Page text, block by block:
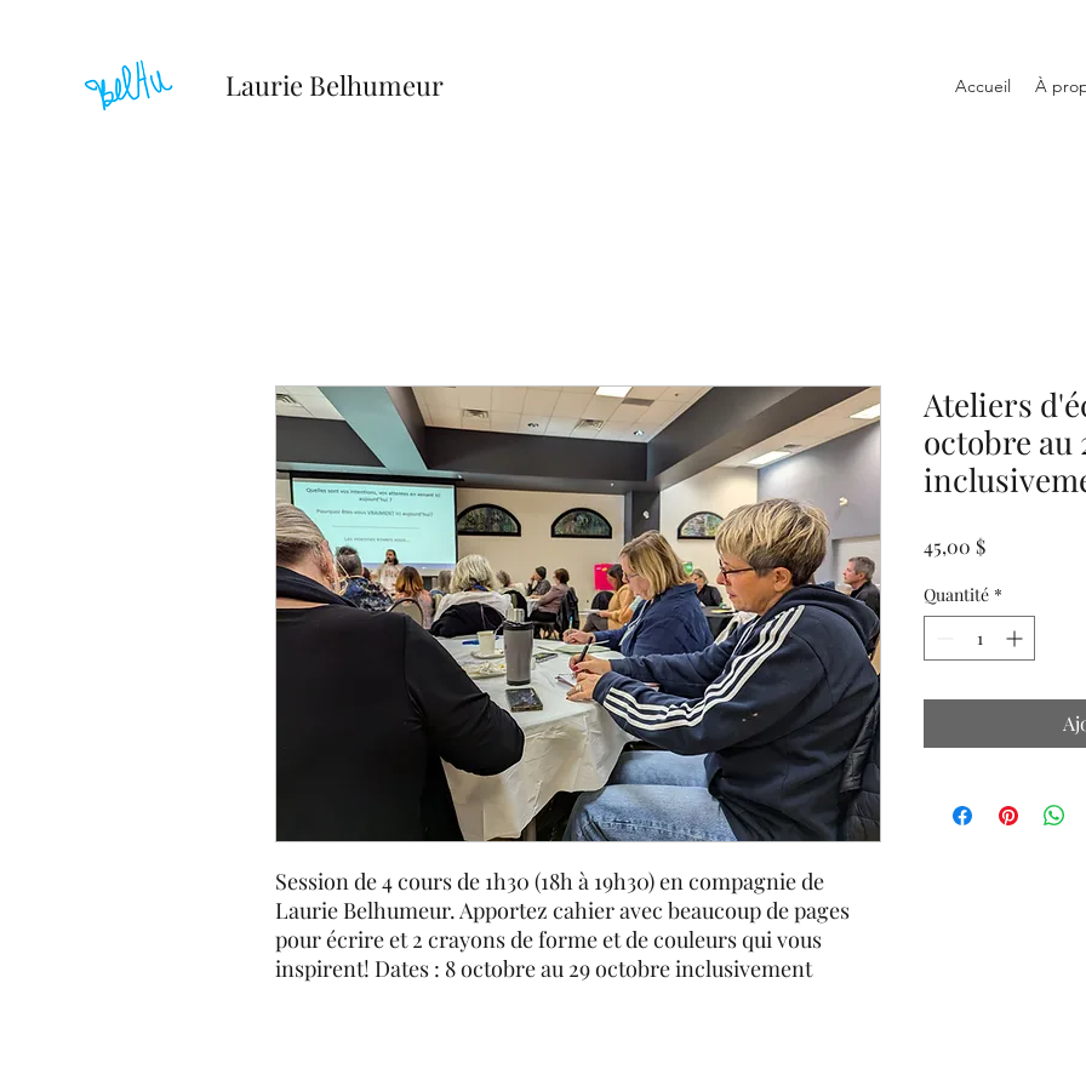
Laurie Belhumeur Accueil À
Session de 4 cours de 1h30 (18h à 19h30) en compagnie de
Laurie Belhumeur. Apportez cahier avec beaucoup de pages
pour écrire et 2 crayons de forme et de couleurs qui vous
inspirent! Dates : 8 octobre au 29 octobre inclusivement
Ateliers
octobre au
45,00 $Prix
Quantité *